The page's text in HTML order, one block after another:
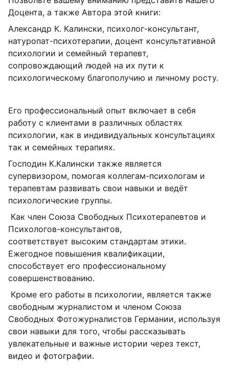
Доцента, а также Автора этой книги:
Александр К. Калински, психолог-консультант,
натуропат-психотерапии, доцент консультативной
психологии и семейный терапевт,
сопровождающий людей на их пути к
психологическому благополучию и личному росту.
Его профессиональный опыт включает в себя
работу с клиентами в различных областях
психологии, как в индивидуальных консультациях
так и семейных терапиях.
Господин К.Калински также является
супервизором, помогая коллегам-психологам и
терапевтам развивать свои навыки и ведёт
психологические группы.
Как член Союза Свободных Психотерапевтов и
Психологов-консультантов,
соответствует высоким стандартам этики.
Ежегодное повышения квалификации,
способствует его профессиональному
совершенствованию.
Кроме его работы в психологии, является также
свободным журналистом и членом Союза
Свободных Фотожурналистов Германии, используя
свои навыки для того, чтобы рассказывать
увлекательные и важные истории через текст,
видео и фотографии.